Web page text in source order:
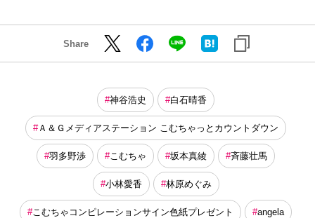
Share
神谷浩史 白石晴香
Ａ＆Ｇメディアステーション こむちゃっとカウントダウン
羽多野渉 こむちゃ 坂本真綾 斉藤壮馬
小林愛香 林原めぐみ
こむちゃコンピレーションサイン色紙プレゼント angela